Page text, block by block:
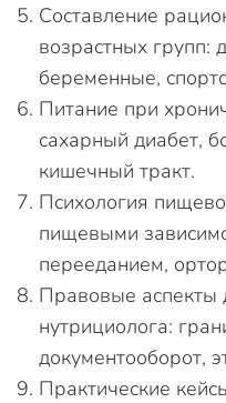
Составление
возрастных групп:
беременные,
Питание при
сахарный диабет,
кишечный тракт.
Психология
пищевыми
перееданием,
Правовые аспекты
нутрициолога:
документооборот,
Практические